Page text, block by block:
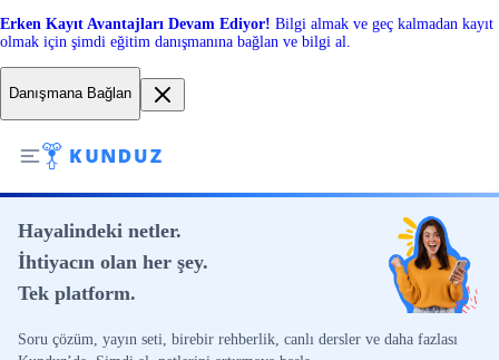
Erken Kayıt Avantajları Devam Ediyor! Bilgi almak ve geç kalmadan kayıt
olmak için şimdi eğitim danışmanına bağlan ve bilgi al.
Danışmana Bağlan
Hayalindeki netler.
İhtiyacın olan her şey.
Tek platform.
Soru çözüm, yayın seti, birebir rehberlik, canlı dersler ve daha fazlası